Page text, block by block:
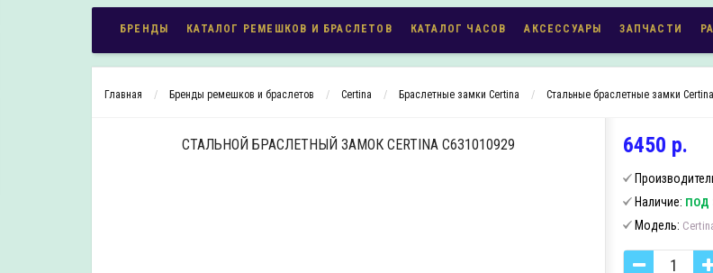
БРЕНДЫ КАТАЛОГ РЕМЕШКОВ И БРАСЛЕТОВ КАТАЛОГ ЧАСОВ АКСЕССУАРЫ ЗАПЧАСТИ
Главная Бренды ремешков и браслетов Certina Браслетные замки Certina Стальные браслетные замки Certina
СТАЛЬНОЙ БРАСЛЕТНЫЙ ЗАМОК CERTINA C631010929 6450 р.
Наличие: ПОД
Модель: